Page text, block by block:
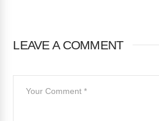
LEAVE A COMMENT